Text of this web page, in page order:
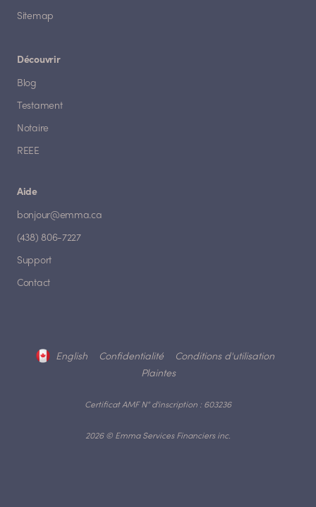
Sitemap
Découvrir
Blog
Testament
Notaire
REEE
Aide
bonjour@emma.ca
(438) 806-7227
Support
Contact
2026 © Emma Services Financiers inc.
Certificat AMF N° d'inscription : 603236
English Confidentialité
Conditions d'utilisation
Plaintes